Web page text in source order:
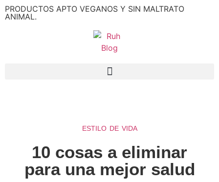
PRODUCTOS APTO VEGANOS Y SIN MALTRATO
ANIMAL.
ESTILO DE VIDA
10 cosas a eliminar
para una mejor salud